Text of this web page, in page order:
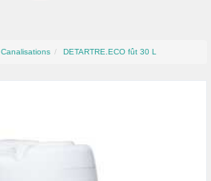
Canalisations DETARTRE.ECO fût 30 L